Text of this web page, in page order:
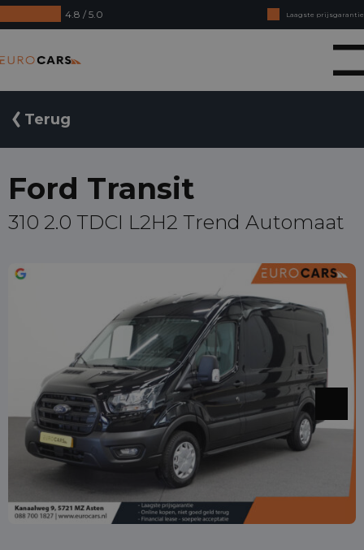
4.8 / 5.0 Laagste prijsgarantie
Online kopen, niet goed geld terug
Financial lease - Soepele acceptatie
Terug
Ford Transit
310 2.0 TDCI L2H2 Trend Automaat